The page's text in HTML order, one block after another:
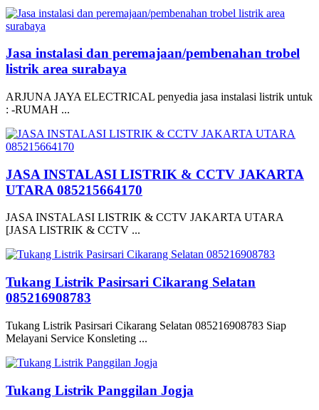
Jasa instalasi dan peremajaan/pembenahan trobel
listrik area surabaya
ARJUNA JAYA ELECTRICAL penyedia jasa instalasi listrik untuk
: -RUMAH ...
JASA INSTALASI LISTRIK & CCTV JAKARTA
UTARA 085215664170
JASA INSTALASI LISTRIK & CCTV JAKARTA UTARA
[JASA LISTRIK & CCTV ...
Tukang Listrik Pasirsari Cikarang Selatan
085216908783
Tukang Listrik Pasirsari Cikarang Selatan 085216908783 Siap
Melayani Service Konsleting ...
Tukang Listrik Panggilan Jogja